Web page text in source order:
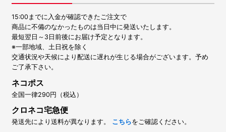
15:00までに入金が確認できたご注文で
商品に不備のなかったものは当日中に発送いたします。
最短翌日～3日前後にお届け予定となります。
※一部地域、土日祝を除く
交通状況や天候により配送に遅れが生じる場合がございます。予め
ご了承下さい。
ネコポス
全国一律290円（税込）
クロネコ宅急便
発送先により送料が異なります。 こちらをご確認ください。